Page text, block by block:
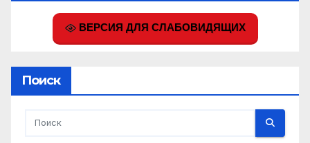
ВЕРСИЯ ДЛЯ СЛАБОВИДЯЩИХ
Поиск